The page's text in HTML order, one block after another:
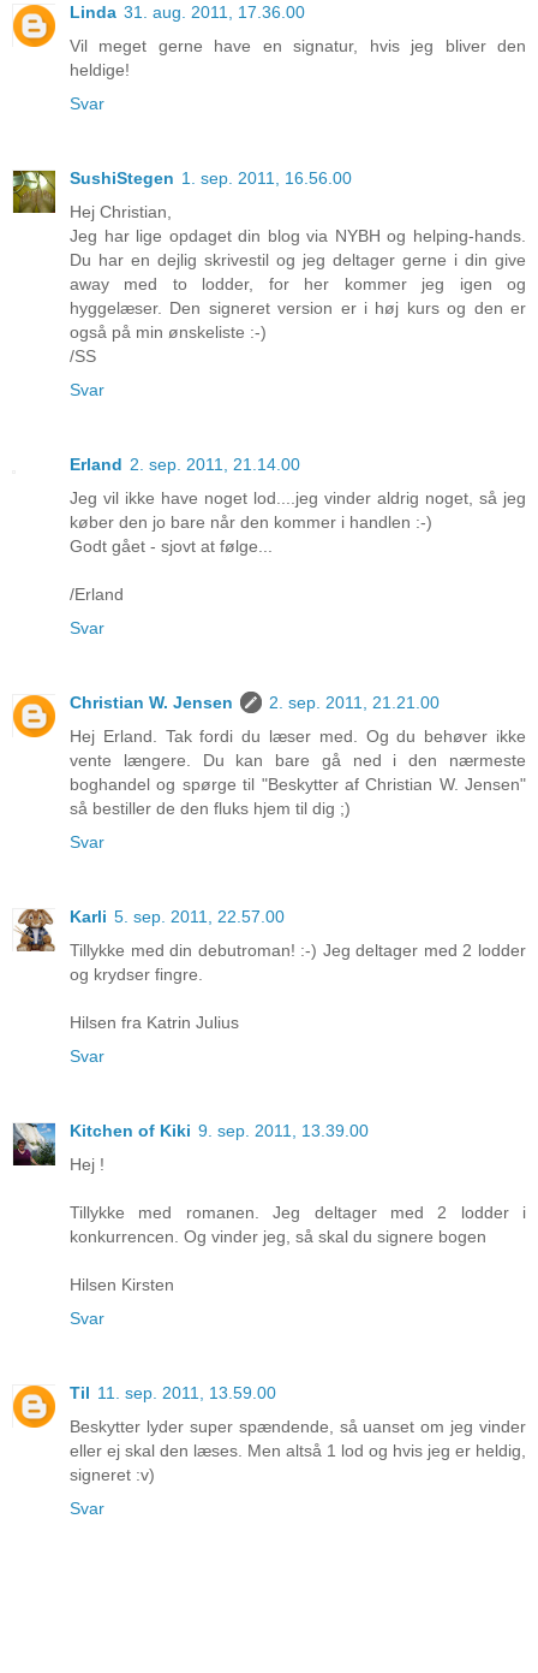
Linda 31. aug. 2011, 17.36.00
Vil meget gerne have en signatur, hvis jeg bliver den
heldige!
Svar
SushiStegen 1. sep. 2011, 16.56.00
Hej Christian,
Jeg har lige opdaget din blog via NYBH og helping-hands.
Du har en dejlig skrivestil og jeg deltager gerne i din give
away med to lodder, for her kommer jeg igen og
hyggelæser. Den signeret version er i høj kurs og den er
også på min ønskeliste :-)
/SS
Svar
Erland 2. sep. 2011, 21.14.00
Jeg vil ikke have noget lod....jeg vinder aldrig noget, så jeg
køber den jo bare når den kommer i handlen :-)
Godt gået - sjovt at følge...
/Erland
Svar
Christian W. Jensen
2. sep. 2011, 21.21.00
Hej Erland. Tak fordi du læser med. Og du behøver ikke
vente længere. Du kan bare gå ned i den nærmeste
boghandel og spørge til "Beskytter af Christian W. Jensen"
så bestiller de den fluks hjem til dig ;)
Svar
Karli 5. sep. 2011, 22.57.00
Tillykke med din debutroman! :-) Jeg deltager med 2 lodder
og krydser fingre.
Hilsen fra Katrin Julius
Svar
Kitchen of Kiki 9. sep. 2011, 13.39.00
Hej !
Tillykke med romanen. Jeg deltager med 2 lodder i
konkurrencen. Og vinder jeg, så skal du signere bogen
Hilsen Kirsten
Svar
Til 11. sep. 2011, 13.59.00
Beskytter lyder super spændende, så uanset om jeg vinder
eller ej skal den læses. Men altså 1 lod og hvis jeg er heldig,
signeret :v)
Svar